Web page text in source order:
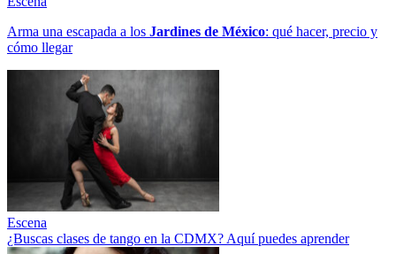
Arma una escapada a los Jardines de México: qué hacer, precio y
cómo llegar
Escena
¿Buscas clases de tango en la CDMX? Aquí puedes aprender